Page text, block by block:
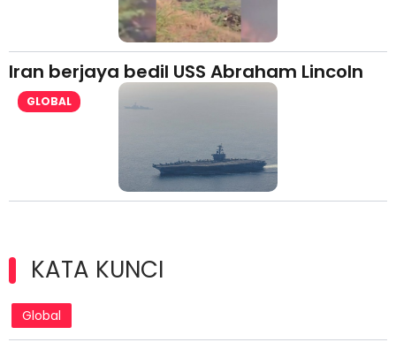
Iran berjaya bedil USS Abraham Lincoln
GLOBAL
KATA KUNCI
Global